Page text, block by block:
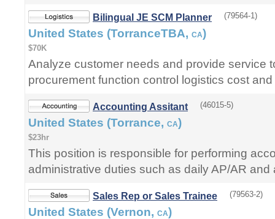
Bilingual JE SCM Planner (79564-1)
United States (TorranceTBA, CA)
$70K
Analyze customer needs and provide service
procurement function control logistics cost
Accounting Assitant (46015-5)
United States (Torrance, CA)
$23hr
This position is responsible for performing
administrative duties such as daily AP/AR
Sales Rep or Sales Trainee (79563-2)
United States (Vernon, CA)